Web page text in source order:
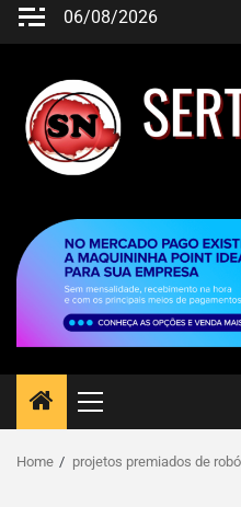
06/08/2026
Home projetos premiados de